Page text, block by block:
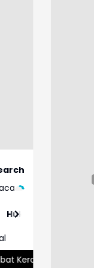
Hukum
Butir Tramadol